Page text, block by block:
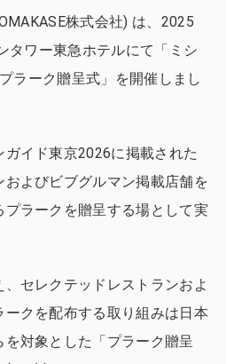
株式会社) は、2025
タワー東急ホテルにて「ミシ
ラーク贈呈式」を開催しまし
イド東京2026に掲載された
よびビブグルマン掲載店舗を
ラークを贈呈する場として実
セレクテッドレストランおよ
クを配布する取り組みは日本
対象とした「プラーク贈呈